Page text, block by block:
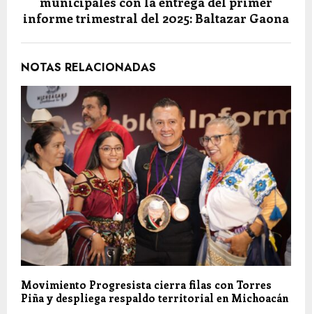
informe trimestral del 2025: Baltazar Gaona
NOTAS RELACIONADAS
Movimiento Progresista cierra filas con Torres
Piña y despliega respaldo territorial en Michoacán